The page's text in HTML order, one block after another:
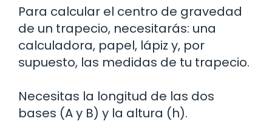
Para calcular el centro de gravedad
de un trapecio, necesitarás: una
calculadora, papel, lápiz y, por
supuesto, las medidas de tu trapecio.
Necesitas la longitud de las dos
bases (A y B) y la altura (h).